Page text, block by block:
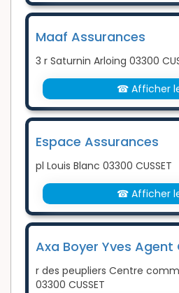
Maaf Assurances
3 r Saturnin Arloing 03300
☎ Afficher
Espace Assurances
pl Louis Blanc 03300 CUSSET
☎ Afficher
Axa Boyer Yves Agent
r des peupliers Centre
03300 CUSSET